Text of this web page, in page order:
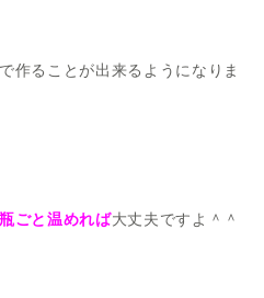
作ることが出来るようになりま
ごと温めれば大丈夫ですよ＾＾